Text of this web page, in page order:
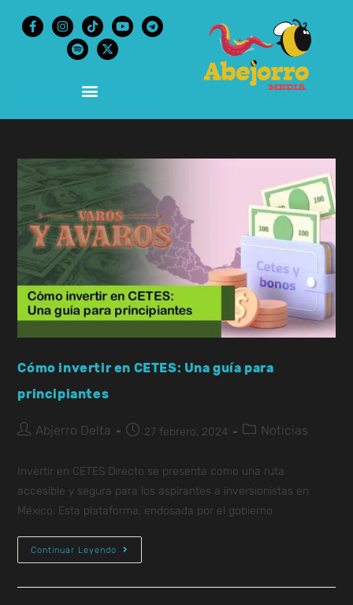
Cómo invertir en CETES: Una guía para
principiantes
Abjerro Delta 27 febrero, 2024 Noticias
Invertir en CETES Directo se presenta como una ruta
accesible y segura para los aspirantes a inversionistas en
México. Esta plataforma, endosada por el gobierno
Continuar Leyendo